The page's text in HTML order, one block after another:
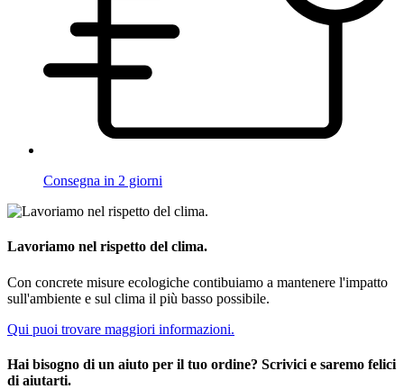
Consegna in 2 giorni
Lavoriamo nel rispetto del clima.
Con concrete misure ecologiche contibuiamo a mantenere l'impatto
sull'ambiente e sul clima il più basso possibile.
Qui puoi trovare maggiori informazioni.
Hai bisogno di un aiuto per il tuo ordine? Scrivici e saremo felici
di aiutarti.